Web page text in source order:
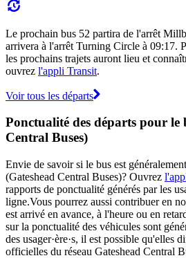
Le prochain bus 52 partira de l'arrêt
arrivera à l'arrêt Turning Circle à 09:17.
les prochains trajets auront lieu et
ouvrez l'appli Transit.
Voir tous les départs
Ponctualité des départs pour le
Central Buses)
Envie de savoir si le bus est
(Gateshead Central Buses)? Ouvrez
rapports de ponctualité générés par les
ligne.Vous pourrez aussi contribuer en
est arrivé en avance, à l'heure ou en
sur la ponctualité des véhicules sont
des usager·ère·s, il est possible qu'elles
officielles du réseau Gateshead Central